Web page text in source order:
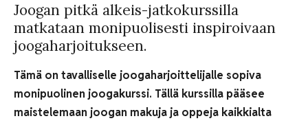
Joogan pitkä alkeis-jatkokurssilla
matkataan monipuolisesti inspiroivaan
joogaharjoitukseen.
Tämä on tavalliselle joogaharjoittelijalle sopiva
monipuolinen joogakurssi. Tällä kurssilla pääsee
maistelemaan joogan makuja ja oppeja kaikkialta